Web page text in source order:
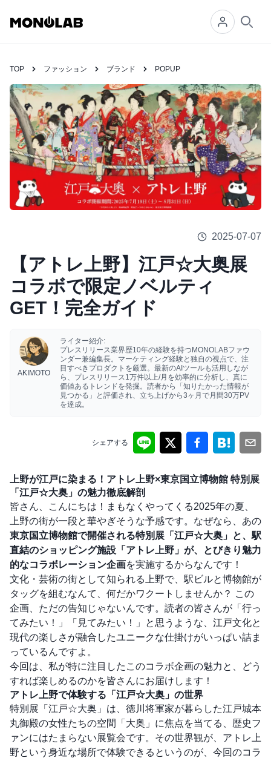
TOP ファッション ブランド POPUP
2025-07-07
【アトレ上野】江戸☆大奥展
コラボで限定ノベルティ
GET！完全ガイド
AKIMOTO
ライター紹介:
プレスリリース業界歴10年の経験を持つMONOLABファウ
ンダー兼編集長。マーケティング経験と独自の視点で、注
目すべきプロダクトを厳選。最新のAIツールも活用しなが
ら、プレスリリース1万件以上/月を効率的に分析し、真に
価値あるトレンドを発掘。読者から「知りたかった情報が
見つかる」と評価され、立ち上げから3ヶ月で月間30万PV
を達成。
シェアする
上野が江戸に染まる！アトレ上野×東京国立博物館 特別展
「江戸☆大奥」の魅力徹底解剖
皆さん、こんにちは！まもなくやってくる2025年の夏、
上野の街が一段と華やぎそうな予感です。なぜなら、あの
東京国立博物館で開催される特別展「江戸☆大奥」と、駅
直結のショッピング施設「アトレ上野」が、とびきり魅力
的なコラボレーション企画を実施するからなんです！
文化・芸術の街として知られる上野で、駅ビルと博物館が
タッグを組むなんて、何だかワクートしませんか？ この
企画、ただの告知じゃないんです。読者の皆さんが「行っ
てみたい！」「見てみたい！」と思うような、江戸文化と
現代の楽しさが融合したユニークな仕掛けがいっぱい詰ま
っているんですよ。
今回は、私が特に注目したこのコラボ企画の魅力と、どう
すれば楽しめるのかを皆さんにお届けします！
アトレ上野で体験する「江戸☆大奥」の世界
特別展「江戸☆大奥」は、徳川将軍家が暮らした江戸城本
丸御殿の女性たちの空間「大奥」に焦点を当てる、歴史フ
ァンにはたまらない展覧会です。その世界観が、アトレ上
野という身近な場所で体験できるというのが、今回のコラ